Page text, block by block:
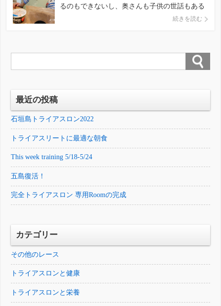
るのもできないし、奥さんも子供の世話もある
しなかなかしっかりと朝食摂取する時間がな
続きを読む
最近の投稿
石垣島トライアスロン2022
トライアスリートに最適な朝食
This week training 5/18-5/24
五島復活！
完全トライアスロン 専用Roomの完成
カテゴリー
その他のレース
トライアスロンと健康
トライアスロンと栄養